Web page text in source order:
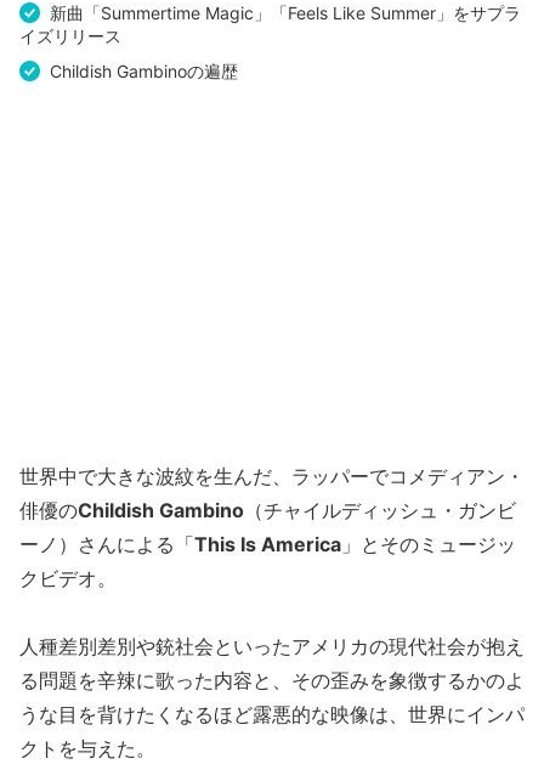
新曲「Summertime Magic」「Feels Like Summer」をサプラ
イズリリース
Childish Gambinoの遍歴
世界中で大きな波紋を生んだ、ラッパーでコメディアン・
俳優のChildish Gambino （チャイルディッシュ・ガンビ
ーノ）さんによる「This Is America 」とそのミュージッ
クビデオ。
人種差別差別や銃社会といったアメリカの現代社会が抱え
る問題を辛辣に歌った内容と、その歪みを象徴するかのよ
うな目を背けたくなるほど露悪的な映像は、世界にインパ
クトを与えた。